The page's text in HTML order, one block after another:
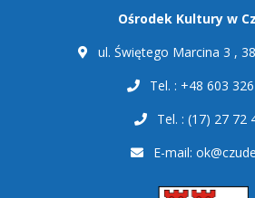
Ośrodek Kultury w
ul. Świętego Marcina 3 ,
Tel. : +48 603
Tel. : (17) 27 72
E-mail: